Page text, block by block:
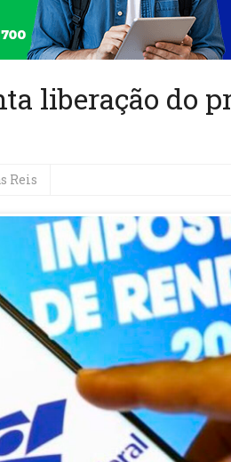
liberação do
Reis